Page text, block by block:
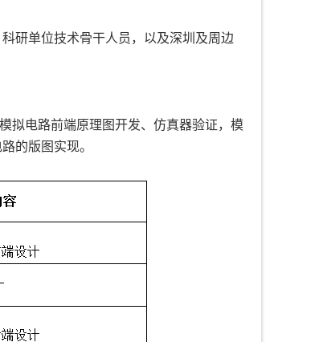
研单位技术骨干人员，以及深圳及周边
拟电路前端原理图开发、仿真器验证，模
的版图实现。